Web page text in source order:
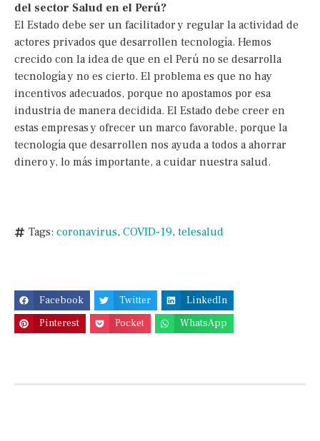
del sector Salud en el Perú?
El Estado debe ser un facilitador y regular la actividad de
actores privados que desarrollen tecnología. Hemos
crecido con la idea de que en el Perú no se desarrolla
tecnología y no es cierto. El problema es que no hay
incentivos adecuados, porque no apostamos por esa
industria de manera decidida. El Estado debe creer en
estas empresas y ofrecer un marco favorable, porque la
tecnología que desarrollen nos ayuda a todos a ahorrar
dinero y, lo más importante, a cuidar nuestra salud.
Tags: coronavirus, COVID-19, telesalud
Facebook Twitter
LinkedIn
Pinterest
Pocket WhatsApp